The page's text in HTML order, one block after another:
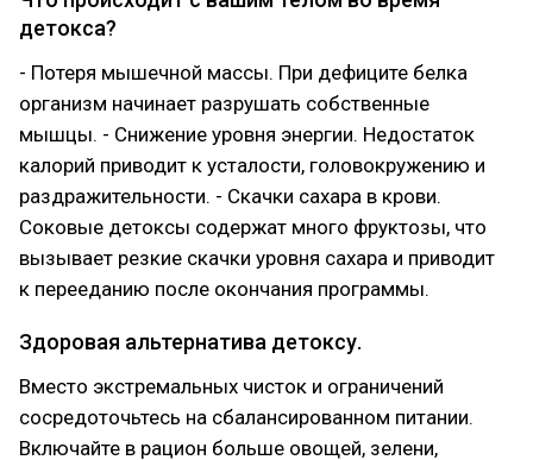
детокса?
- Потеря мышечной массы. При дефиците белка
организм начинает разрушать собственные
мышцы. - Снижение уровня энергии. Недостаток
калорий приводит к усталости, головокружению и
раздражительности. - Скачки сахара в крови.
Соковые детоксы содержат много фруктозы, что
вызывает резкие скачки уровня сахара и приводит
к перееданию после окончания программы.
Здоровая альтернатива детоксу.
Вместо экстремальных чисток и ограничений
сосредоточьтесь на сбалансированном питании.
Включайте в рацион больше овощей, зелени,